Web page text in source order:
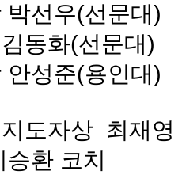
박선우(선문대)
동화(선문대)
안성준(용인대)
도자상 최재
승환 코치